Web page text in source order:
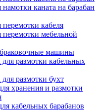
каната на барабан
кабеля
перемотки мебельной
машины
для размотки кабельных
для размотки бухт
хранения и размотки
кабельных барабанов